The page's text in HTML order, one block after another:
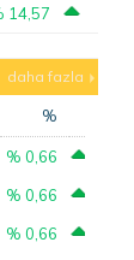
14,57
daha fazla
%
% 0,66
% 0,66
% 0,66